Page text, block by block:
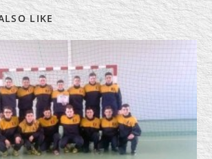
LIKE